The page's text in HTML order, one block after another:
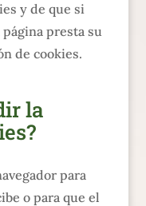
y de que si
presta su
de cookies.
la
para
o para que el